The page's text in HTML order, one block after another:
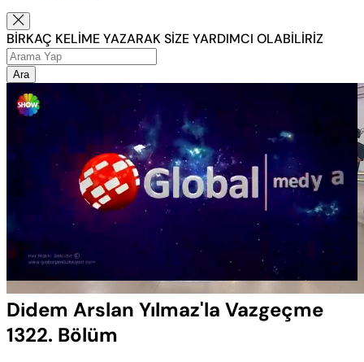
BİRKAÇ KELİME YAZARAK SİZE YARDIMCI OLABİLİRİZ
Ara
Sesi
Aç
Yüklendi
Hızı
Didem Arslan Yılmaz'la Vazgeçme
1322. Bölüm